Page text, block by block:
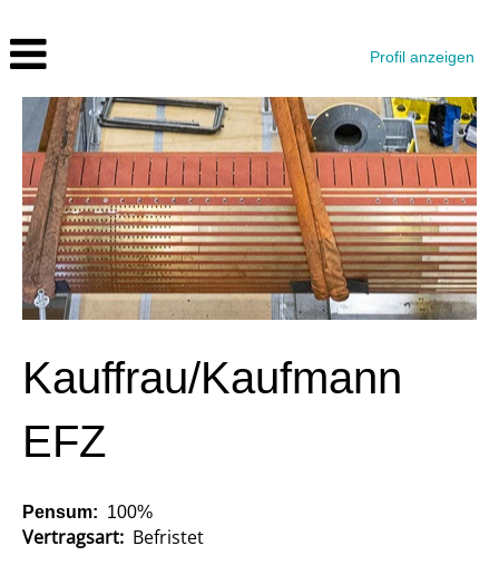
Profil anzeigen
Kauffrau/Kaufmann
EFZ
Pensum: 100%
Vertragsart: Befristet